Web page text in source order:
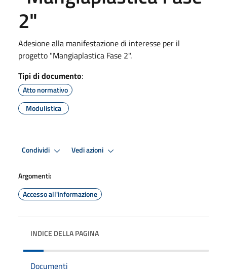
2"
Adesione alla manifestazione di interesse per il
progetto "Mangiaplastica Fase 2".
Tipi di documento:
Atto normativo
Modulistica
Condividi Vedi azioni
Argomenti:
Accesso all'informazione
INDICE DELLA PAGINA
Documenti